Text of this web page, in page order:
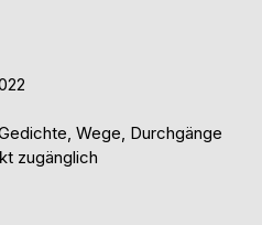
Wege, Durchgänge
zugänglich